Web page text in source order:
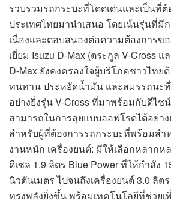
รวบรวมรถกระบะที่โดดเด่นและเป็นที่
ประเทศไทยมานำเสนอ โดยเน้นรุ่นที่มี
เนื่องและตอบสนองต่อความต้องการข
เยี่ยม Isuzu D-Max (ตระกูล V-Cross แ
D-Max ยังคงครองใจผู้บริโภคชาวไทย
ทนทาน ประหยัดน้ำมัน และสมรรถนะที่
อย่างยิ่งรุ่น V-Cross ที่มาพร้อมกับดีไ
สามารถในการลุยแบบออฟโรดได้อย่าง
สำหรับผู้ที่ต้องการรถกระบะที่พร้อมส
งานหนัก เครื่องยนต์: มีให้เลือกหลากห
ดีเซล 1.9 ลิตร Blue Power ที่ให้กำลัง
นิวตันเมตร ไปจนถึงเครื่องยนต์ 3.0 ลิต
ทรงพลังยิ่งขึ้น พร้อมเทคโนโลยีที่ช่วย